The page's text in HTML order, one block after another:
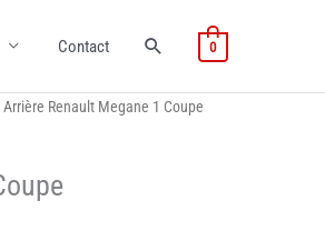
Contact 0
Arrière Renault Megane 1 Coupe